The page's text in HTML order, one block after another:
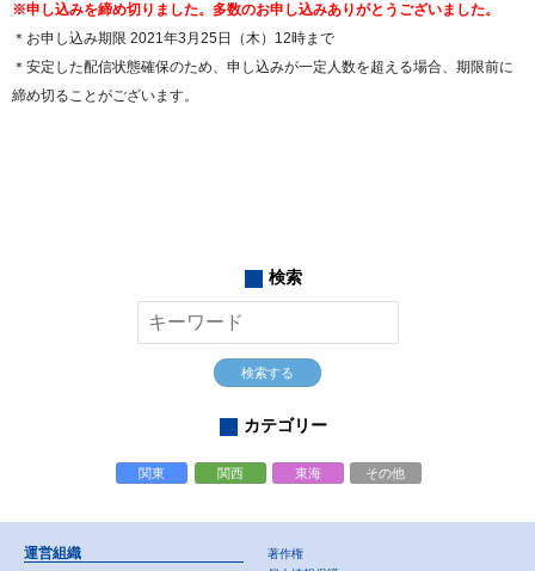
※申し込みを締め切りました。多数のお申し込みありがとうございました。
＊お申し込み期限 2021年3月25日（木）12時まで
＊安定した配信状態確保のため、申し込みが一定人数を超える場合、期限前に
締め切ることがございます。
検索
検索する
カテゴリー
関東 関西 東海 その他
運営組織
著作権